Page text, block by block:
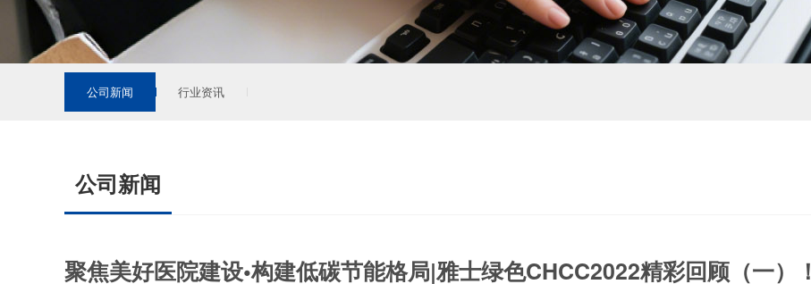
公司新闻 行业资讯
公司新闻
聚焦美好医院建设•构建低碳节能格局|雅士绿色CHCC2022精彩回顾（一）！